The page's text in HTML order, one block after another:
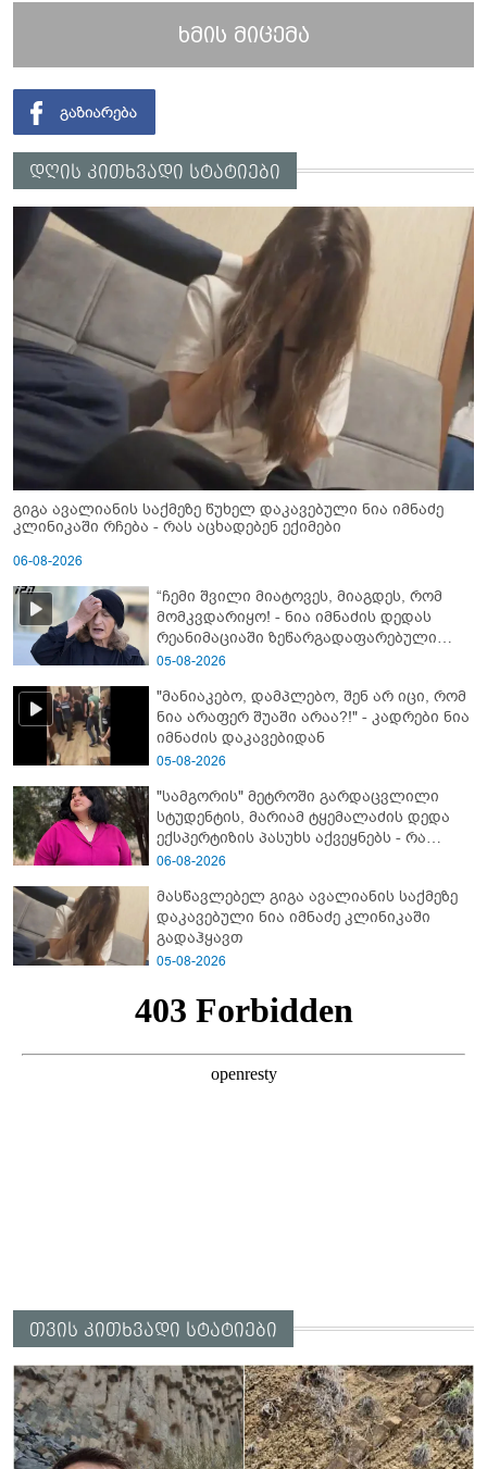
ხმის მიცემა
დღის კითხვადი სტატიები
გიგა ავალიანის საქმეზე წუხელ დაკავებული ნია იმნაძე
კლინიკაში რჩება - რას აცხადებენ ექიმები
06-08-2026
“ჩემი შვილი მიატოვეს, მიაგდეს, რომ
მომკვდარიყო! - ნია იმნაძის დედას
რეანიმაციაში ზეწარგადაფარებული
შვილი არ უნახავს” - გიგა ავალიანის
05-08-2026
"მანიაკებო, დამპლებო, შენ არ იცი, რომ
ნია არაფერ შუაში არაა?!" - კადრები ნია
იმნაძის დაკავებიდან
05-08-2026
"სამგორის" მეტროში გარდაცვლილი
სტუდენტის, მარიამ ტყემალაძის დედა
ექსპერტიზის პასუხს აქვეყნებს - რა
გახდა გოგონას გარდაცვალების მიზეზი?
06-08-2026
მასწავლებელ გიგა ავალიანის საქმეზე
დაკავებული ნია იმნაძე კლინიკაში
გადაჰყავთ
05-08-2026
თვის კითხვადი სტატიები